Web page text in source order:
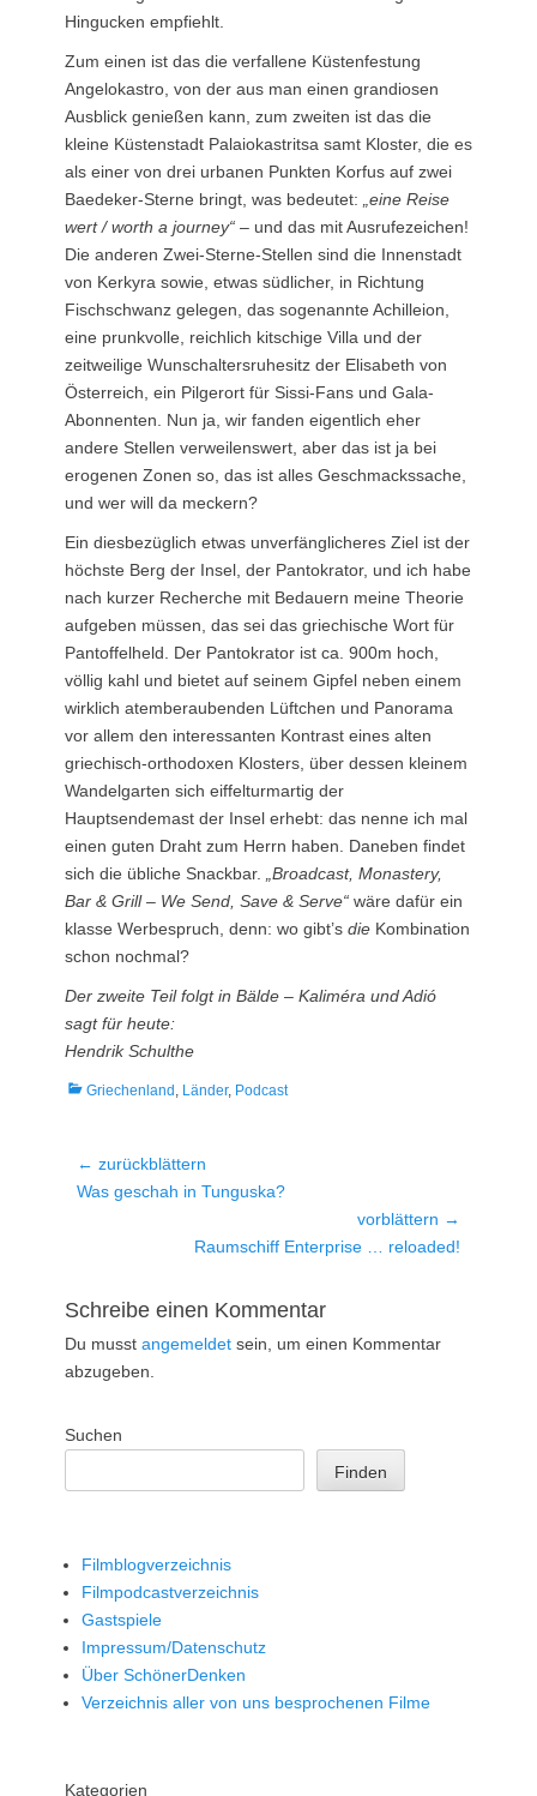
Hingucken empfiehlt.
Zum einen ist das die verfallene Küstenfestung
Angelokastro, von der aus man einen grandiosen
Ausblick genießen kann, zum zweiten ist das die
kleine Küstenstadt Palaiokastritsa samt Kloster, die es
als einer von drei urbanen Punkten Korfus auf zwei
Baedeker-Sterne bringt, was bedeutet:
„eine Reise
wert / worth a journey“ – und das mit Ausrufezeichen!
Die anderen Zwei-Sterne-Stellen sind die Innenstadt
von Kerkyra sowie, etwas südlicher, in Richtung
Fischschwanz gelegen, das sogenannte Achilleion,
eine prunkvolle, reichlich kitschige Villa und der
zeitweilige Wunschaltersruhesitz der Elisabeth von
Österreich, ein Pilgerort für Sissi-Fans und Gala-
Abonnenten. Nun ja, wir fanden eigentlich eher
andere Stellen verweilenswert, aber das ist ja bei
erogenen Zonen so, das ist alles Geschmackssache,
und wer will da meckern?
Ein diesbezüglich etwas unverfänglicheres Ziel ist der
höchste Berg der Insel, der Pantokrator, und ich habe
nach kurzer Recherche mit Bedauern meine Theorie
aufgeben müssen, das sei das griechische Wort für
Pantoffelheld. Der Pantokrator ist ca. 900m hoch,
völlig kahl und bietet auf seinem Gipfel neben einem
wirklich atemberaubenden Lüftchen und Panorama
vor allem den interessanten Kontrast eines alten
griechisch-orthodoxen Klosters, über dessen kleinem
Wandelgarten sich eiffelturmartig der
Hauptsendemast der Insel erhebt: das nenne ich mal
einen guten Draht zum Herrn haben. Daneben findet
sich die übliche Snackbar.
„Broadcast, Monastery,
Bar & Grill – We Send, Save & Serve“ wäre dafür ein
klasse Werbespruch, denn: wo gibt’s die Kombination
schon nochmal?
Der zweite Teil folgt in Bälde – Kaliméra und Adió
sagt für heute:
Hendrik Schulthe
Kategorien
Griechenland , Länder, Podcast
Beitragsnavigation
← zurückblättern
Vorheriger
Was geschah in Tunguska?
vorblättern →
Raumschiff Enterprise … reloaded!
Schreibe einen Kommentar
Du musst angemeldet sein, um einen Kommentar
abzugeben.
Suchen
Finden
Filmblogverzeichnis
Filmpodcastverzeichnis
Gastspiele
Impressum/Datenschutz
Über SchönerDenken
Verzeichnis aller von uns besprochenen Filme
Kategorien